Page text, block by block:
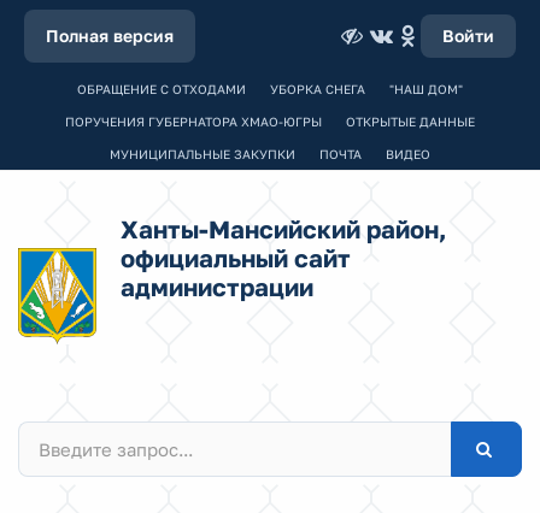
Полная версия Войти
ОБРАЩЕНИЕ С ОТХОДАМИ УБОРКА СНЕГА "НАШ ДОМ"
ПОРУЧЕНИЯ ГУБЕРНАТОРА ХМАО-ЮГРЫ ОТКРЫТЫЕ ДАННЫЕ
МУНИЦИПАЛЬНЫЕ ЗАКУПКИ ПОЧТА ВИДЕО
Ханты-Мансийский район,
официальный сайт
администрации